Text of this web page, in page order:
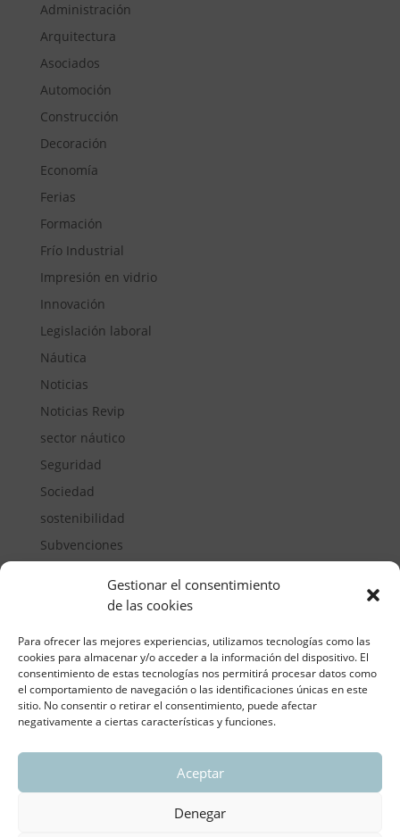
Gestionar el consentimiento
de las cookies
Para ofrecer las mejores experiencias, utilizamos tecnologías como las
cookies para almacenar y/o acceder a la información del dispositivo. El
consentimiento de estas tecnologías nos permitirá procesar datos como
el comportamiento de navegación o las identificaciones únicas en este
sitio. No consentir o retirar el consentimiento, puede afectar
negativamente a ciertas características y funciones.
Aceptar
Denegar
Administración
Arquitectura
Asociados
Automoción
Construcción
Decoración
Economía
Ferias
Formación
Frío Industrial
Impresión en vidrio
Innovación
Legislación laboral
Náutica
Noticias
Noticias Revip
sector náutico
Seguridad
Sociedad
sostenibilidad
Subvenciones
ASOCIACIÓN REGIONAL VALENCIANA DE
Aviso legal y política de privacidad